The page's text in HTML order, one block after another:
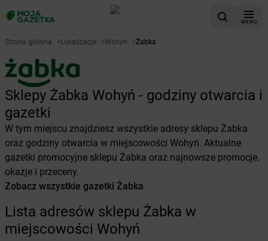
MENU
Strona główna >Lokalizacje >Wohyń >Żabka
Sklepy Żabka Wohyń - godziny otwarcia i
gazetki
W tym miejscu znajdziesz wszystkie adresy sklepu Żabka
oraz godziny otwarcia w miejscowości Wohyń. Aktualne
gazetki promocyjne sklepu Żabka oraz najnowsze promocje,
okazje i przeceny.
Zobacz wszystkie gazetki Żabka
Lista adresów sklepu Żabka w
miejscowości Wohyń